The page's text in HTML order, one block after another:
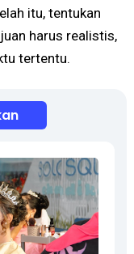
itu, tentukan
harus realistis,
tertentu.